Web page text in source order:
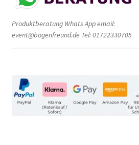
Produktberatung Whats App email:
event@bogenfreund.de Tel: 01722330705